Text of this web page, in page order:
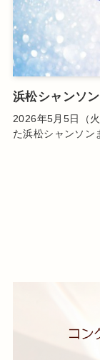
浜松シャンソ
2026年5月5日（
た浜松シャンソン